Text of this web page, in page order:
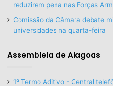
reduzirem pena nas Forças
Comissão da Câmara debate
universidades na quarta-feira
Assembleia de Alagoas
1º Termo Aditivo - Central